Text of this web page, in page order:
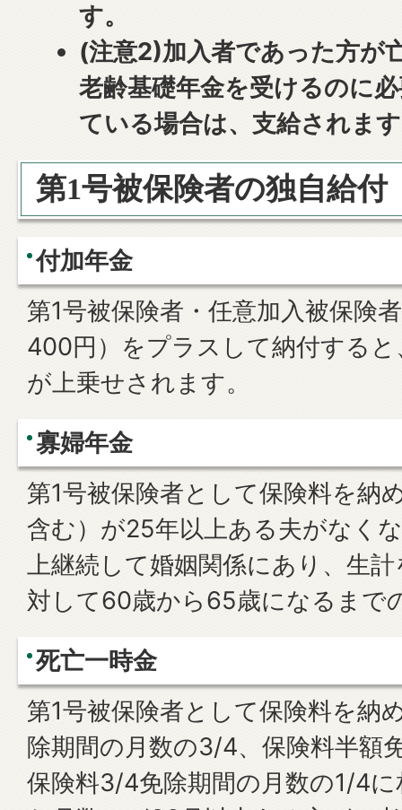
す。
(注意2)加入者であった方が
老齢基礎年金を受けるのに
ている場合は、支給されま
第1号被保険者の独自給付
付加年金
第1号被保険者・任意加入被保険
400円）をプラスして納付する
が上乗せされます。
寡婦年金
第1号被保険者として保険料を納
含む）が25年以上ある夫がなく
上継続して婚姻関係にあり、生
対して60歳から65歳になるまで
死亡一時金
第1号被保険者として保険料を納
除期間の月数の3/4、保険料半額
保険料3/4免除期間の月数の1/4